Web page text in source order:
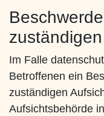
Im Falle
Betroffenen ein
zuständigen
Aufsichtsbehörde